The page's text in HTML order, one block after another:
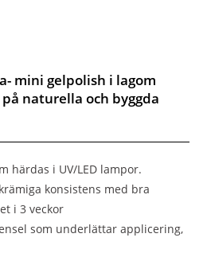
mini gelpolish i lagom
naturella och byggda
härdas i UV/LED lampor.
konsistens med bra
i 3 veckor
som underlättar applicering,